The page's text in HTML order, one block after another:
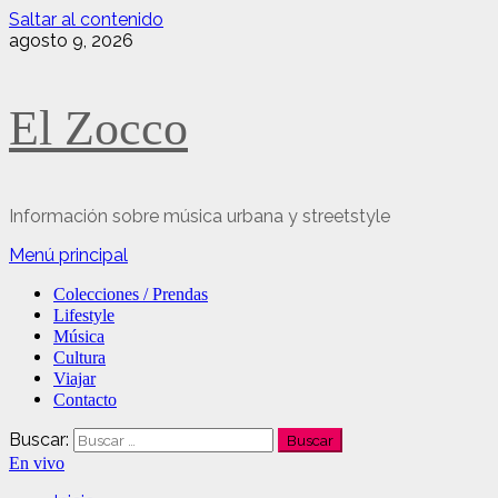
Saltar al contenido
agosto 9, 2026
El Zocco
Información sobre música urbana y streetstyle
Menú principal
Colecciones / Prendas
Lifestyle
Música
Cultura
Viajar
Contacto
Buscar:
En vivo